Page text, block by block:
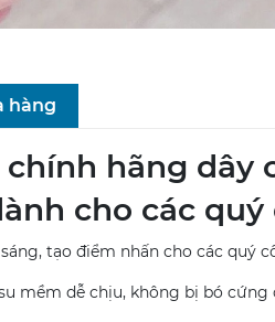
hàng
hãng dây
cho các quý
tạo điểm nhấn cho các quý
mềm dễ chịu, không bị bó cứng